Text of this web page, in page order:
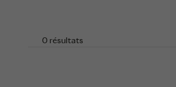
0 résultats